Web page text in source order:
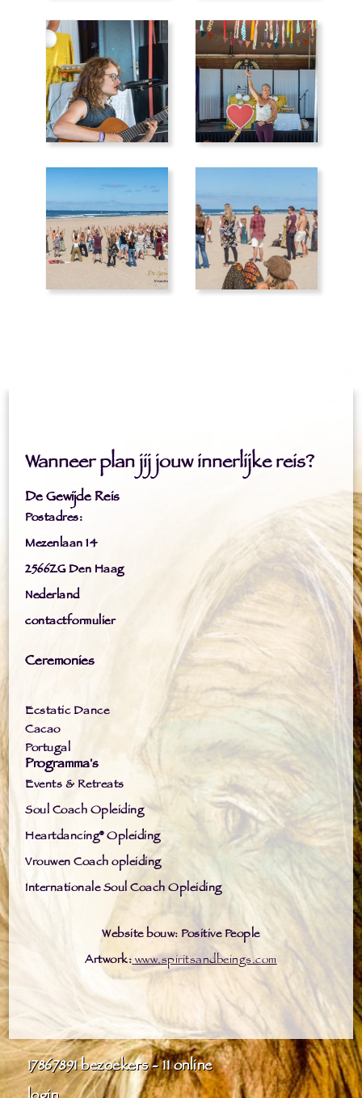
Wanneer plan jij jouw innerlijke reis?
De Gewijde Reis
Postadres:
Mezenlaan 14
2566ZG Den Haag
Nederland
contactformulier
Ceremonies
Ecstatic Dance
Cacao
Portugal
Programma's
Events & Retreats
Soul Coach Opleiding
Heartdancing® Opleiding
Vrouwen Coach opleiding
Internationale Soul Coach Opleiding
Website bouw: Positive People
Artwork:www.spiritsandbeings.com
17867891bezoekers - 11 online